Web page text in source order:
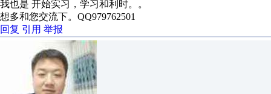
我也是 开始实习，学习和利时。。
想多和您交流下。QQ979762501
回复 引用 举报